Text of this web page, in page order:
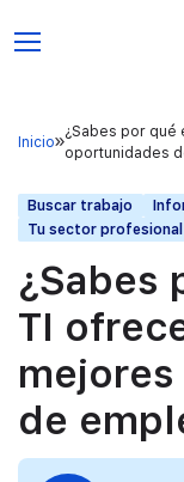
Inicio
¿Sabes por qué
oportunidades
Buscar trabajo
Tu sector profesional
¿Sabes
TI
de